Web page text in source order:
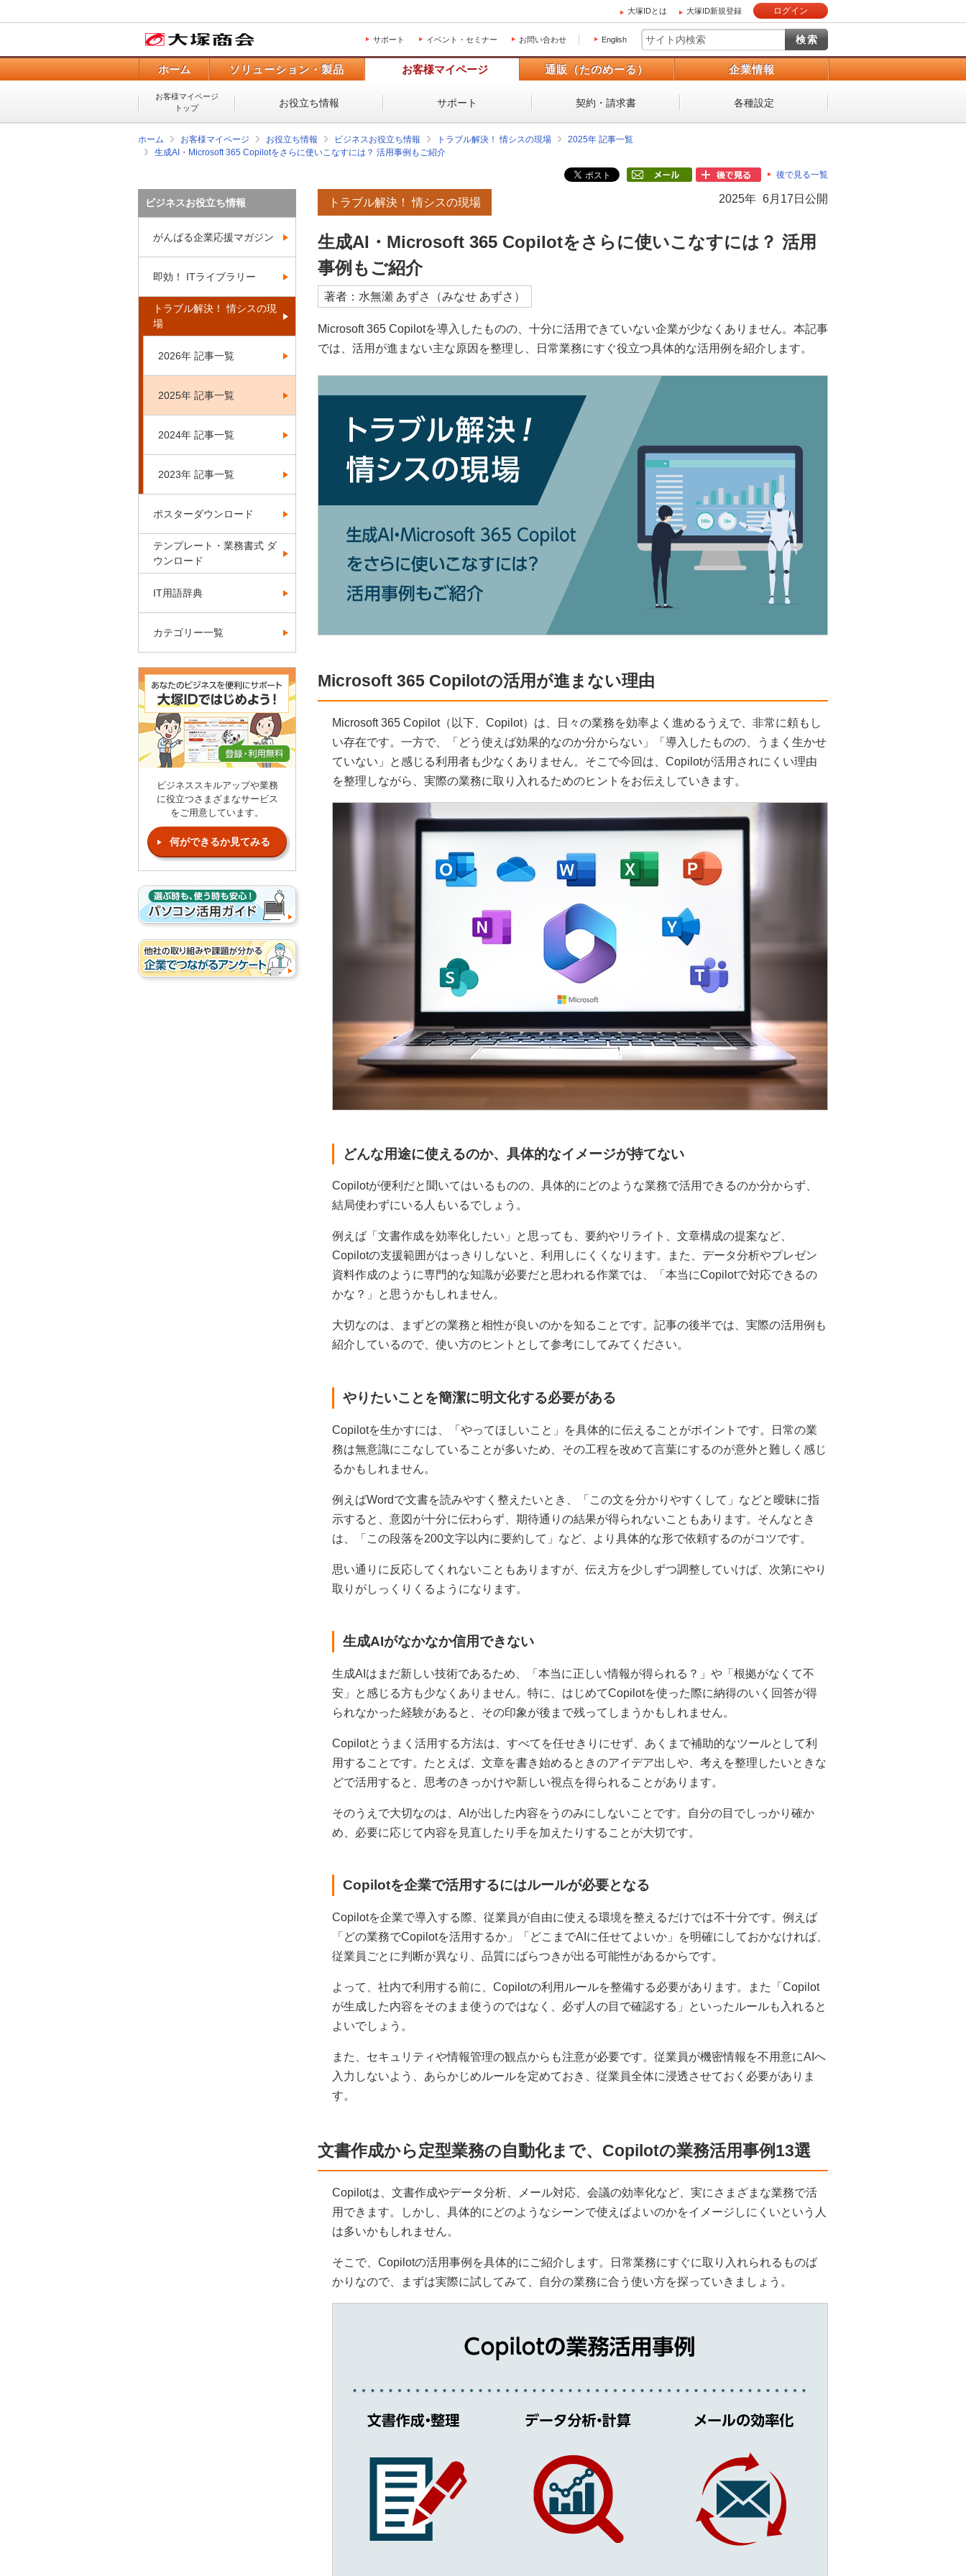
大塚IDとは 大塚ID新規登録 ログイン
サポート イベント・セミナー お問い合わせ English
ホーム ソリューション・製品 お客様マイページ 通販（たのめーる） 企業情報
お客様マイページ
トップ
お役立ち情報 サポート 契約・請求書 各種設定
ホーム お客様マイページ お役立ち情報 ビジネスお役立ち情報 トラブル解決！ 情シスの現場
2025年 記事一覧
生成AI・Microsoft 365 Copilotをさらに使いこなすには？ 活用事例もご紹介
後で見る一覧
2025年 6月17日公開
トラブル解決！ 情シスの現場
生成AI・Microsoft 365 Copilotをさらに使いこなすには？ 活用
事例もご紹介
著者：水無瀬 あずさ（みなせ あずさ）
Microsoft 365 Copilotを導入したものの、十分に活用できていない企業が少なくありません。本記事
では、活用が進まない主な原因を整理し、日常業務にすぐ役立つ具体的な活用例を紹介します。
Microsoft 365 Copilotの活用が進まない理由
Microsoft 365 Copilot（以下、Copilot）は、日々の業務を効率よく進めるうえで、非常に頼もし
い存在です。一方で、「どう使えば効果的なのか分からない」「導入したものの、うまく生かせ
ていない」と感じる利用者も少なくありません。そこで今回は、Copilotが活用されにくい理由
を整理しながら、実際の業務に取り入れるためのヒントをお伝えしていきます。
どんな用途に使えるのか、具体的なイメージが持てない
Copilotが便利だと聞いてはいるものの、具体的にどのような業務で活用できるのか分からず、
結局使わずにいる人もいるでしょう。
例えば「文書作成を効率化したい」と思っても、要約やリライト、文章構成の提案など、
Copilotの支援範囲がはっきりしないと、利用しにくくなります。また、データ分析やプレゼン
資料作成のように専門的な知識が必要だと思われる作業では、「本当にCopilotで対応できるの
かな？」と思うかもしれません。
大切なのは、まずどの業務と相性が良いのかを知ることです。記事の後半では、実際の活用例も
紹介しているので、使い方のヒントとして参考にしてみてください。
やりたいことを簡潔に明文化する必要がある
Copilotを生かすには、「やってほしいこと」を具体的に伝えることがポイントです。日常の業
務は無意識にこなしていることが多いため、その工程を改めて言葉にするのが意外と難しく感じ
るかもしれません。
例えばWordで文書を読みやすく整えたいとき、「この文を分かりやすくして」などと曖昧に指
示すると、意図が十分に伝わらず、期待通りの結果が得られないこともあります。そんなとき
は、「この段落を200文字以内に要約して」など、より具体的な形で依頼するのがコツです。
思い通りに反応してくれないこともありますが、伝え方を少しずつ調整していけば、次第にやり
取りがしっくりくるようになります。
生成AIがなかなか信用できない
生成AIはまだ新しい技術であるため、「本当に正しい情報が得られる？」や「根拠がなくて不
安」と感じる方も少なくありません。特に、はじめてCopilotを使った際に納得のいく回答が得
られなかった経験があると、その印象が後まで残ってしまうかもしれません。
Copilotとうまく活用する方法は、すべてを任せきりにせず、あくまで補助的なツールとして利
用することです。たとえば、文章を書き始めるときのアイデア出しや、考えを整理したいときな
どで活用すると、思考のきっかけや新しい視点を得られることがあります。
そのうえで大切なのは、AIが出した内容をうのみにしないことです。自分の目でしっかり確か
め、必要に応じて内容を見直したり手を加えたりすることが大切です。
Copilotを企業で活用するにはルールが必要となる
Copilotを企業で導入する際、従業員が自由に使える環境を整えるだけでは不十分です。例えば
「どの業務でCopilotを活用するか」「どこまでAIに任せてよいか」を明確にしておかなければ、
従業員ごとに判断が異なり、品質にばらつきが出る可能性があるからです。
よって、社内で利用する前に、Copilotの利用ルールを整備する必要があります。また「Copilot
が生成した内容をそのまま使うのではなく、必ず人の目で確認する」といったルールも入れると
よいでしょう。
また、セキュリティや情報管理の観点からも注意が必要です。従業員が機密情報を不用意にAIへ
入力しないよう、あらかじめルールを定めておき、従業員全体に浸透させておく必要がありま
す。
文書作成から定型業務の自動化まで、Copilotの業務活用事例13選
Copilotは、文書作成やデータ分析、メール対応、会議の効率化など、実にさまざまな業務で活
用できます。しかし、具体的にどのようなシーンで使えばよいのかをイメージしにくいという人
は多いかもしれません。
そこで、Copilotの活用事例を具体的にご紹介します。日常業務にすぐに取り入れられるものば
かりなので、まずは実際に試してみて、自分の業務に合う使い方を探っていきましょう。
ビジネスお役立ち情報
がんばる企業応援マガジン
即効！ ITライブラリー
トラブル解決！ 情シスの現
場
2026年 記事一覧
2025年 記事一覧
2024年 記事一覧
2023年 記事一覧
ポスターダウンロード
テンプレート・業務書式 ダ
ウンロード
IT用語辞典
カテゴリー一覧
ビジネススキルアップや業務
に役立つさまざまなサービス
をご用意しています。
何ができるか見てみる